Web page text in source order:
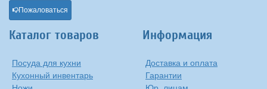
Пожаловаться
Каталог товаров
Посуда для кухни
Кухонный инвентарь
Информация
Доставка и оплата
Гарантии